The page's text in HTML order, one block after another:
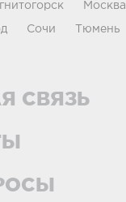
Москва
Сочи Тюмень
СВЯЗЬ